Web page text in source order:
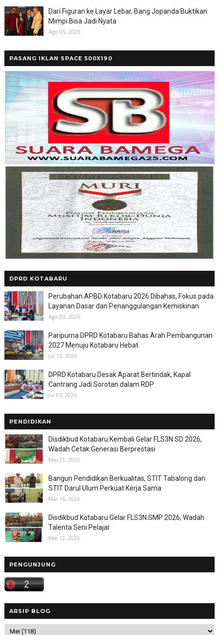
Dari Figuran ke Layar Lebar, Bang Jopanda Buktikan
Mimpi Bisa Jadi Nyata
Ago 05, 2026
PASANG IKLAN SPACE 500X190
DPRD KOTABARU
Perubahan APBD Kotabaru 2026 Dibahas, Fokus pada
Layanan Dasar dan Penanggulangan Kemiskinan
Ago 03, 2026
Paripurna DPRD Kotabaru Bahas Arah Pembangunan
2027 Menuju Kotabaru Hebat
Jul 13, 2026
DPRD Kotabaru Desak Aparat Bertindak, Kapal
Cantrang Jadi Sorotan dalam RDP
Jul 07, 2026
PENDIDIKAN
Disdikbud Kotabaru Kembali Gelar FLS3N SD 2026,
Wadah Cetak Generasi Berprestasi
Mai 21, 2026
Bangun Pendidikan Berkualitas, STIT Tabalong dan
STIT Darul Ulum Perkuat Kerja Sama
Mai 16, 2026
Disdikbud Kotabaru Gelar FLS3N SMP 2026, Wadah
Talenta Seni Pelajar
Mai 12, 2026
PENGUNJUNG
ARSIP BLOG